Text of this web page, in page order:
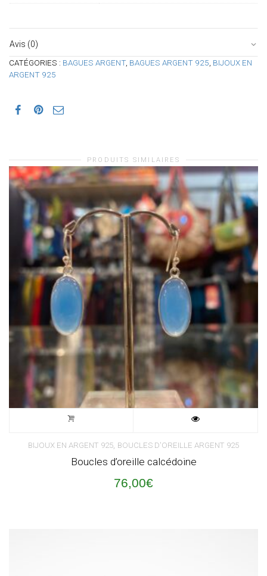
Avis (0)
CATÉGORIES : BAGUES ARGENT, BAGUES ARGENT 925 BIJOUX EN
ARGENT 925
PRODUITS SIMILAIRES
BIJOUX EN ARGENT 925, BOUCLES D'OREILLE ARGENT 925
Boucles d’oreille calcédoine
76,00€